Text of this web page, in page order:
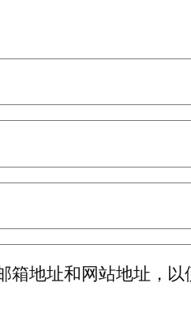
地址和网站地址，以